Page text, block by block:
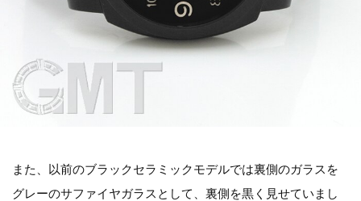
また、以前のブラックセラミックモデルでは裏側のガラスを
グレーのサファイヤガラスとして、裏側を黒く見せていまし